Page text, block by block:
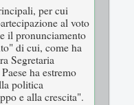
per cui
al voto
il pronunciamento
di cui, come ha
Segretaria
ha estremo
politica
e alla crescita".